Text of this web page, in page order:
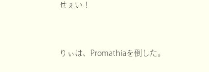
せぇい！
りぃは、Promathiaを倒した。